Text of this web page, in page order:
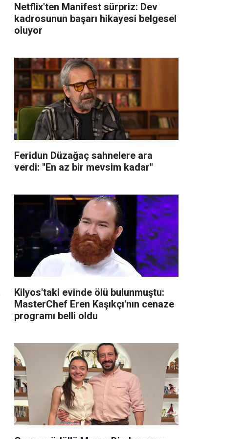
Netflix'ten Manifest sürpriz: Dev
kadrosunun başarı hikayesi belgesel
oluyor
Feridun Düzağaç sahnelere ara
verdi: ''En az bir mevsim kadar''
Kilyos'taki evinde ölü bulunmuştu:
MasterChef Eren Kaşıkçı'nın cenaze
programı belli oldu